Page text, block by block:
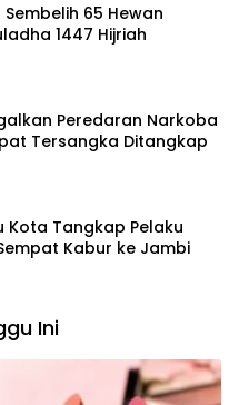
65 Hewan
1447 Hijriah
Peredaran Narkoba
Tersangka Ditangkap
Kota Tangkap Pelaku
Kabur ke Jambi
Ini